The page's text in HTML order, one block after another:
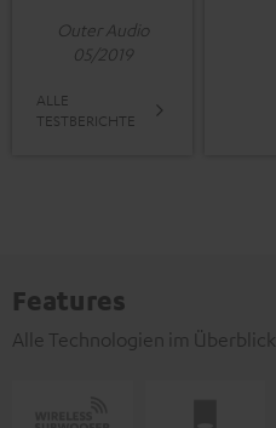
Outer Audio
05/2019
ALLE
TESTBERICHTE
Features
Alle Technologien im Überblick